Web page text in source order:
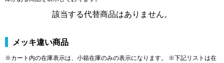
該当する代替商品はありません。
メッキ違い商品
※カート内の在庫表示は、小箱在庫のみの表示になります。 ※下記リストは在